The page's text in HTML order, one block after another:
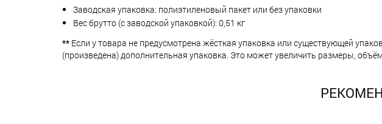
Заводская упаковка: полиэтиленовый пакет или без упаковки
Вес брутто (с заводской упаковкой): 0,51 кг
** Если у товара не предусмотрена жёсткая упаковка или существующей
(произведена) дополнительная упаковка. Это может увеличить размеры,